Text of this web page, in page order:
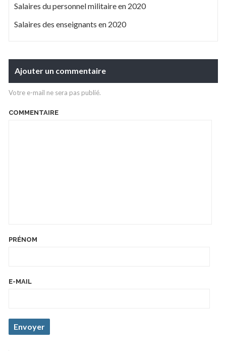
Salaires du personnel militaire en 2020
Salaires des enseignants en 2020
Ajouter un commentaire
Votre e-mail ne sera pas publié.
COMMENTAIRE
PRÉNOM
E-MAIL